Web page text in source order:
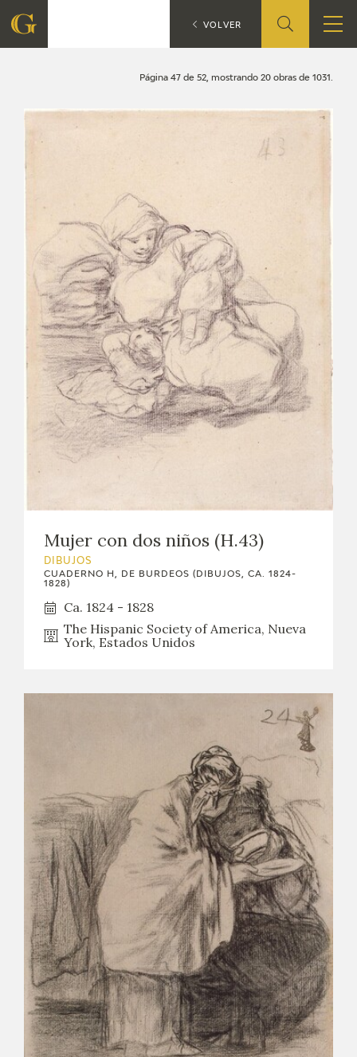
ACCIÓN CORPORATIVA
CONTACTO
PROGRAMACIÓN
EXPOSICIONES
ACTIVIDADES
ACTUALIDAD
FRANCISCO DE GOYA
GOYA EN ARAGÓN
PREMIO ARAGÓN GOYA
EDICIONES
PUBLICACIONES
TIENDA
TIENDA ONLINE
Página 47 de 52, mostrando 20 obras de 1031.
Mujer con dos niños (H.43)
DIBUJOS
CUADERNO H, DE BURDEOS (DIBUJOS, CA. 1824-
1828)
Ca. 1824 - 1828
The Hispanic Society of America, Nueva
York, Estados Unidos
CATÁLOGO Búsqueda
VOLVER